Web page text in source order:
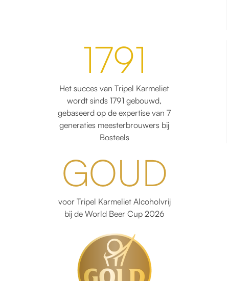
1791
Het succes van Tripel Karmeliet
wordt sinds 1791 gebouwd,
gebaseerd op de expertise van 7
generaties meesterbrouwers bij
Bosteels
GOUD
voor Tripel Karmeliet Alcoholvrij
bij de World Beer Cup 2026